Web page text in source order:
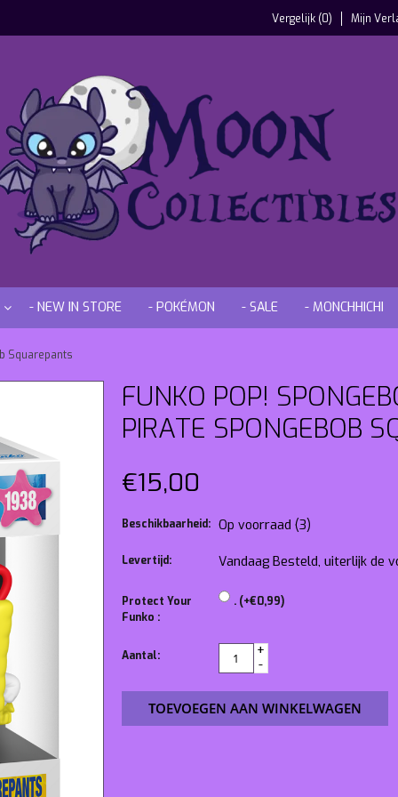
Vergelijk (0) Mijn
- NEW IN STORE - POKÉMON - SALE - MONCHHICHI
Squarepants
FUNKO POP!
PIRATE SPONGEBOB
€15,00
Beschikbaarheid: Op voorraad (3)
Levertijd: Vandaag Besteld, uiterlijk de
Protect Your
Funko :
. (+€0,99)
Aantal:
+
-
TOEVOEGEN AAN WINKELWAGEN